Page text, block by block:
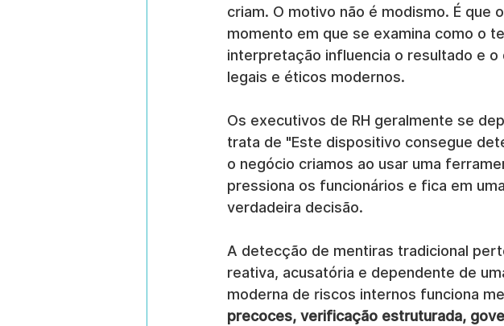
criam. O motivo não é modismo. É
momento em que se examina como o
interpretação influencia o resultado e
legais e éticos modernos.
Os executivos de RH geralmente se
trata de "Este dispositivo consegue
o negócio criamos ao usar uma
pressiona os funcionários e fica em
verdadeira decisão.
A detecção de mentiras tradicional
reativa, acusatória e dependente de
moderna de riscos internos funciona
precoces, verificação estruturada,